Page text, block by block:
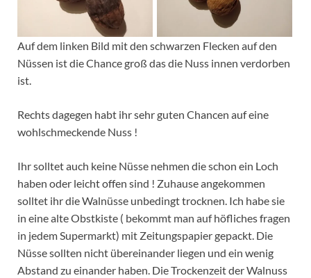
Auf dem linken Bild mit den schwarzen Flecken auf den
Nüssen ist die Chance groß das die Nuss innen verdorben
ist.
Rechts dagegen habt ihr sehr guten Chancen auf eine
wohlschmeckende Nuss !
Ihr solltet auch keine Nüsse nehmen die schon ein Loch
haben oder leicht offen sind ! Zuhause angekommen
solltet ihr die Walnüsse unbedingt trocknen. Ich habe sie
in eine alte Obstkiste ( bekommt man auf höfliches fragen
in jedem Supermarkt) mit Zeitungspapier gepackt. Die
Nüsse sollten nicht übereinander liegen und ein wenig
Abstand zu einander haben. Die Trockenzeit der Walnuss